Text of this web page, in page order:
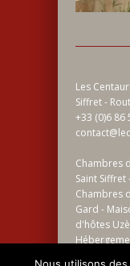
Les
Siffret -
+33 (0)6 86
Chambres
Saint
Chambres
Gard -
d'hôtes